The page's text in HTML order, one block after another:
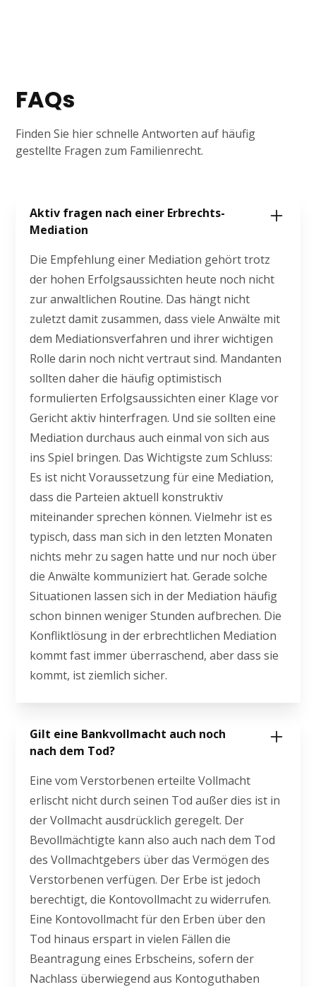
FAQs
Finden Sie hier schnelle Antworten auf häufig
gestellte Fragen zum Familienrecht.
Aktiv fragen nach einer Erbrechts-
Mediation
Die Empfehlung einer Mediation gehört trotz
der hohen Erfolgsaussichten heute noch nicht
zur anwaltlichen Routine. Das hängt nicht
zuletzt damit zusammen, dass viele Anwälte mit
dem Mediationsverfahren und ihrer wichtigen
Rolle darin noch nicht vertraut sind. Mandanten
sollten daher die häufig optimistisch
formulierten Erfolgsaussichten einer Klage vor
Gericht aktiv hinterfragen. Und sie sollten eine
Mediation durchaus auch einmal von sich aus
ins Spiel bringen. Das Wichtigste zum Schluss:
Es ist nicht Voraussetzung für eine Mediation,
dass die Parteien aktuell konstruktiv
miteinander sprechen können. Vielmehr ist es
typisch, dass man sich in den letzten Monaten
nichts mehr zu sagen hatte und nur noch über
die Anwälte kommuniziert hat. Gerade solche
Situationen lassen sich in der Mediation häufig
schon binnen weniger Stunden aufbrechen. Die
Konfliktlösung in der erbrechtlichen Mediation
kommt fast immer überraschend, aber dass sie
kommt, ist ziemlich sicher.
Gilt eine Bankvollmacht auch noch
nach dem Tod?
Eine vom Verstorbenen erteilte Vollmacht
erlischt nicht durch seinen Tod außer dies ist in
der Vollmacht ausdrücklich geregelt. Der
Bevollmächtigte kann also auch nach dem Tod
des Vollmachtgebers über das Vermögen des
Verstorbenen verfügen. Der Erbe ist jedoch
berechtigt, die Kontovollmacht zu widerrufen.
Eine Kontovollmacht für den Erben über den
Tod hinaus erspart in vielen Fällen die
Beantragung eines Erbscheins, sofern der
Nachlass überwiegend aus Kontoguthaben